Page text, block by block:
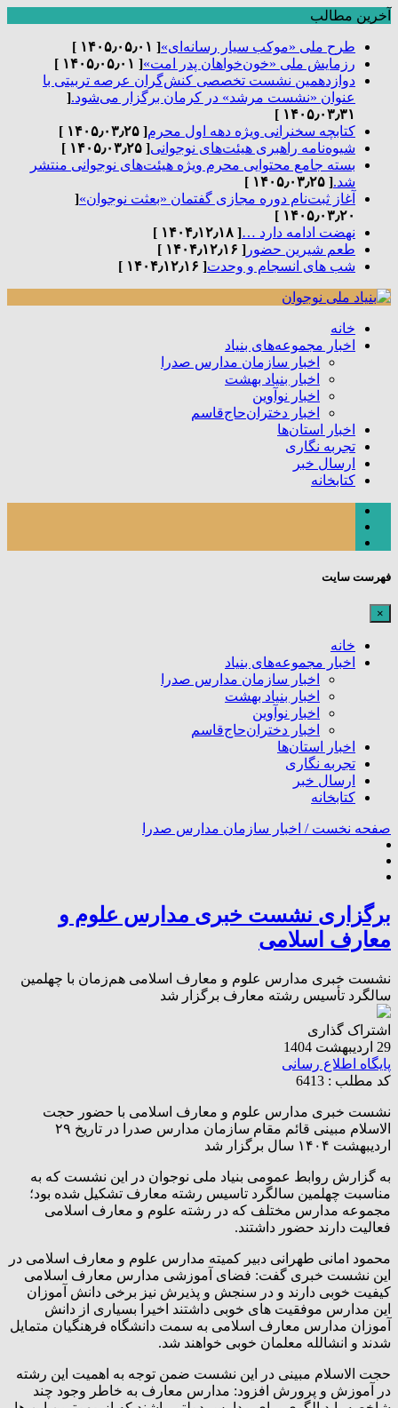
آخرین مطالب
طرح ملی «موکب سیار رسانه‌ای»[ ۱۴۰۵٫۰۵٫۰۱ ]
رزمایش ملی «خون‌خواهان پدر امت»[ ۱۴۰۵٫۰۵٫۰۱ ]
دوازدهمین نشست تخصصی کنش‌گران عرصه تربیتی با
عنوان «نشست مرشد» در کرمان برگزار می‌شود.[
۱۴۰۵٫۰۳٫۳۱ ]
کتابچه سخنرانی ویژه دهه اول محرم[ ۱۴۰۵٫۰۳٫۲۵ ]
شیوه‌نامه راهبری هیئت‌های نوجوانی[ ۱۴۰۵٫۰۳٫۲۵ ]
بسته جامع محتوایی محرم ویژه هیئت‌های نوجوانی منتشر
شد.[ ۱۴۰۵٫۰۳٫۲۵ ]
آغاز ثبت‌نام دوره مجازی گفتمان «بعثت نوجوان»[
۱۴۰۵٫۰۳٫۲۰ ]
نهضت ادامه دارد …[ ۱۴۰۴٫۱۲٫۱۸ ]
طعم شیرین حضور [ ۱۴۰۴٫۱۲٫۱۶ ]
شب های انسجام و وحدت[ ۱۴۰۴٫۱۲٫۱۶ ]
خانه
اخبار مجموعه‌های بنیاد
اخبار سازمان مدارس صدرا
اخبار بنیاد بهشت
اخبار نوآوین
اخبار دختران‌حاج‌قاسم
اخبار استان‌ها
تجربه نگاری
ارسال خبر
کتابخانه
فهرست سایت
×
خانه
اخبار مجموعه‌های بنیاد
اخبار سازمان مدارس صدرا
اخبار بنیاد بهشت
اخبار نوآوین
اخبار دختران‌حاج‌قاسم
اخبار استان‌ها
تجربه نگاری
ارسال خبر
کتابخانه
صفحه نخست / اخبار سازمان مدارس صدرا
برگزاری نشست خبری مدارس علوم و
معارف اسلامی
نشست خبری مدارس علوم و معارف اسلامی هم‌زمان با چهلمین
سالگرد تأسیس رشته معارف برگزار شد
اشتراک گذاری
29 اردیبهشت 1404
پایگاه اطلاع رسانی
کد مطلب : 6413
نشست خبری مدارس علوم و معارف اسلامی با حضور حجت
الاسلام مبینی قائم مقام سازمان مدارس صدرا در تاریخ ۲۹
اردیبهشت ۱۴۰۴ سال برگزار شد
به گزارش روابط عمومی بنیاد ملی نوجوان در این نشست که به
مناسبت چهلمین سالگرد تاسیس رشته معارف تشکیل شده بود؛
مجموعه مدارس مختلف که در رشته علوم و معارف اسلامی
فعالیت دارند حضور داشتند.
محمود امانی طهرانی دبیر کمیته مدارس علوم و معارف اسلامی در
این نشست خبری گفت: فضای آموزشی مدارس معارف اسلامی
کیفیت خوبی دارند و در سنجش و پذیرش نیز برخی دانش آموزان
این مدارس موفقیت های خوبی داشتند اخیرا بسیاری از دانش
آموزان مدارس معارف اسلامی به سمت دانشگاه فرهنگیان متمایل
شدند و انشالله معلمان خوبی خواهند شد.
حجت الاسلام مبینی در این نشست ضمن توجه به اهمیت این رشته
در آموزش و پرورش افزود: مدارس معارف به خاطر وجود چند